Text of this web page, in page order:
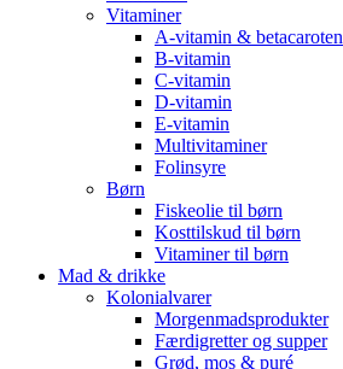
Vitaminer
A-vitamin & betacaroten
B-vitamin
C-vitamin
D-vitamin
E-vitamin
Multivitaminer
Folinsyre
Børn
Fiskeolie til børn
Kosttilskud til børn
Vitaminer til børn
Mad & drikke
Kolonialvarer
Morgenmadsprodukter
Færdigretter og supper
Grød, mos & puré